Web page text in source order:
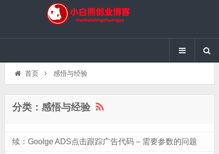
首页 感悟与经验
分类：感悟与经验
续：Goolge ADS点击跟踪广告代码 – 需要参数的问题